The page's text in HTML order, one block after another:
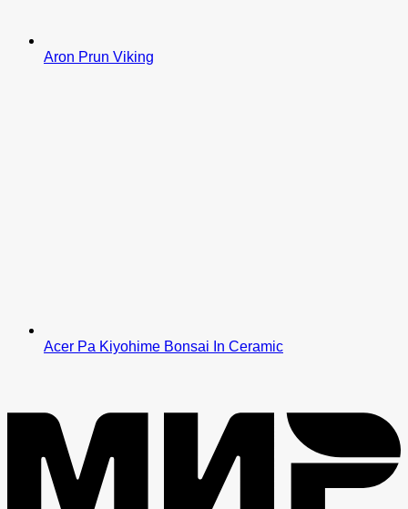
Aron Prun Viking
Acer Pa Kiyohime Bonsai In Ceramic